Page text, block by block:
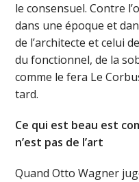
le consensuel. Contre
dans une époque et
de l’architecte et celui
du fonctionnel, de la
comme le fera Le
tard.
Ce qui est beau est
n’est pas de l’art
Quand Otto Wagner